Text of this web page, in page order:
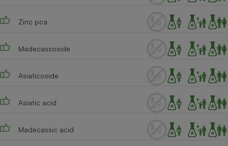
Zinc pca
Madecassoside
Asiaticoside
Asiatic acid
Madecassic acid